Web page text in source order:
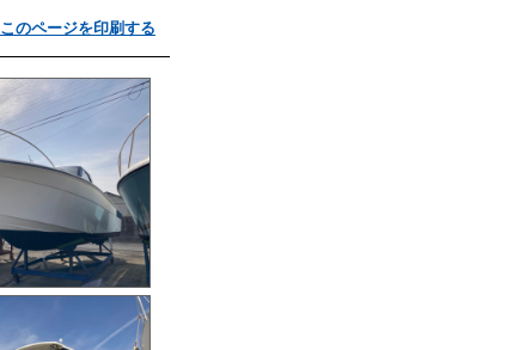
このページを印刷する